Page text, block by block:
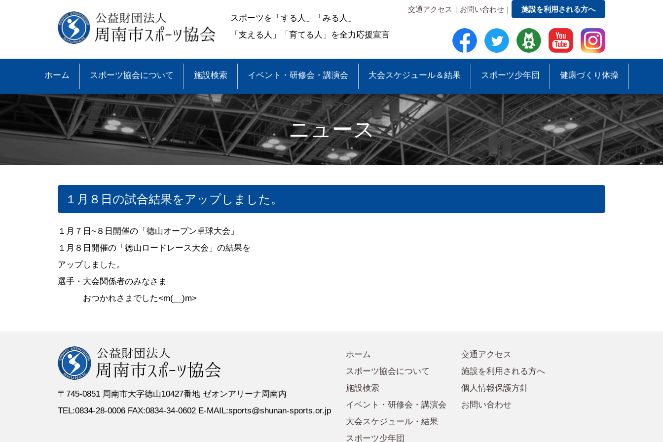
スポーツを「する人」「みる人」
「支える人」「育てる人」を全力応援宣言
交通アクセス ｜ お問い合わせ ｜ 施設を利用される方へ
ホーム スポーツ協会について
●諸規則
●専門委員会規程
●特別委員会運営規程
●事業報告
●事務局への質問・お問合せ
施設検索 イベント・研修会・講演会 大会スケジュール＆結果
●大会情報＆結果
スポーツ少年団
●スポーツ少年団とは
●登録スポーツ少年団
●スポーツ少年団大会情報
●スポーツ少年団諸規定
●各種申請・報告書 ●スポーツ少年団助成事業
健康づくり体操
ニュース
１月８日の試合結果をアップしました。
１月７日~８日開催の「徳山オープン卓球大会」
１月８日開催の「徳山ロードレース大会」の結果を
アップしました。
選手・大会関係者のみなさま
おつかれさまでした<m(__)m>
〒745-0851 周南市大字徳山10427番地 ゼオンアリーナ周南内
TEL:0834-28-0006 FAX:0834-34-0602 E-MAIL:sports@shunan-sports.or.jp
ホーム
スポーツ協会について
施設検索
イベント・研修会・講演会
大会スケジュール・結果
スポーツ少年団
交通アクセス
施設を利用される方へ
個人情報保護方針
お問い合わせ